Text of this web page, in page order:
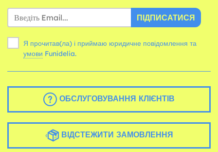
ПІДПИСАТИСЯ
Я прочитав(ла) і приймаю юридичне повідомлення та
умови Funidelia.
ОБСЛУГОВУВАННЯ КЛІЄНТІВ
ВІДСТЕЖИТИ ЗАМОВЛЕННЯ